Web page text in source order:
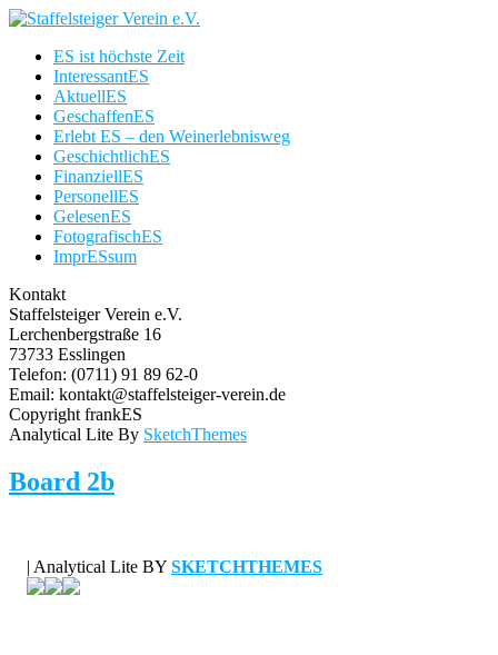
ES ist höchste Zeit
InteressantES
AktuellES
GeschaffenES
Erlebt ES – den Weinerlebnisweg
GeschichtlichES
FinanziellES
PersonellES
GelesenES
FotografischES
ImprESsum
Kontakt
Staffelsteiger Verein e.V.
Lerchenbergstraße 16
73733 Esslingen
Telefon: (0711) 91 89 62-0
Email: kontakt@staffelsteiger-verein.de
Copyright frankES
Analytical Lite By SketchThemes
Board 2b
| Analytical Lite BY SKETCHTHEMES